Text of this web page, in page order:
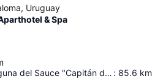
Uruguay
& Spa
Aeropuerto Internacional Laguna del Sauce "Capitán de Corbeta Carlos Curbelo" : 85.6 km